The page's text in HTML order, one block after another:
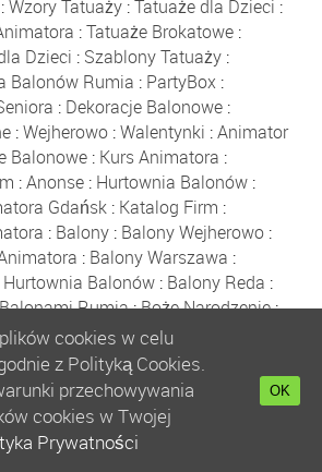
Wzory Tatuaży:Tatuaże dla Dzieci :
:Tatuaże Brokatowe:
Dzieci : Szablony Tatuaży :
Balonów Rumia : PartyBox:
: Dekoracje Balonowe :
:Wejherowo :Walentynki :Animator
Balonowe : Kurs Animatora :
:Anonse : Hurtownia Balonów :
Gdańsk : Katalog Firm :
: Balony: Balony Wejherowo:
: Balony Warszawa :
Hurtownia Balonów : Balony Reda :
Rumia:Boże Narodzenie:
:Zabawki: Balony Kraków
:Balony Łódź: Kurs Animatora
Online:Polecany Sklep
dla Dzieci Online
Kurs Online:
Zabaw dla Dzieci Online
cookies w celu
z Polityką Cookies.
przechowywania
cookies w Twojej
Prywatności
OK